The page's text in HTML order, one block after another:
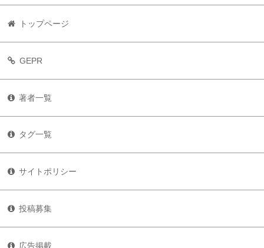
トップページ
GEPR
著者一覧
タグ一覧
サイトポリシー
投稿募集
広告掲載